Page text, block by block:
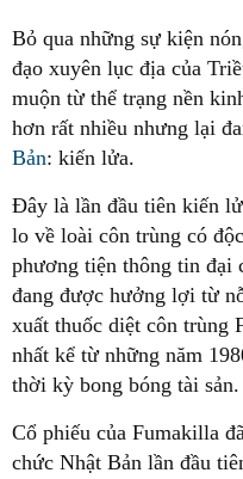
Bỏ qua những sự kiện
đạo xuyên lục địa của
muộn từ thể trạng nền
hơn rất nhiều nhưng lại
Bản: kiến lửa.
Đây là lần đầu tiên kiến
lo về loài côn trùng có
phương tiện thông tin đại
đang được hưởng lợi từ
xuất thuốc diệt côn trùng
nhất kể từ những năm
thời kỳ bong bóng tài sản.
Cổ phiếu của Fumakilla
chức Nhật Bản lần đầu